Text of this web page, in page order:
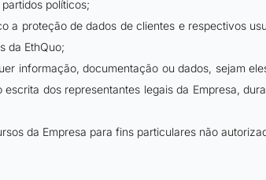
políticos;
a proteção de dados de clientes e respectivos
da EthQuo;
informação, documentação ou dados, sejam
dos representantes legais da Empresa,
da Empresa para fins particulares não